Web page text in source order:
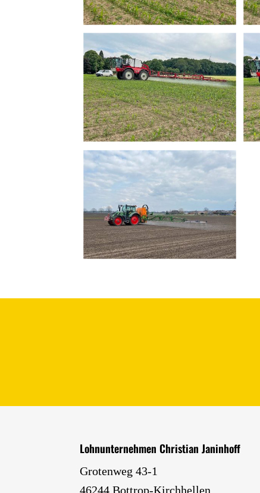
Lohn­unter­nehmen Christian Janinhoff
Grotenweg 43-1
46244 Bottrop-Kirchhellen